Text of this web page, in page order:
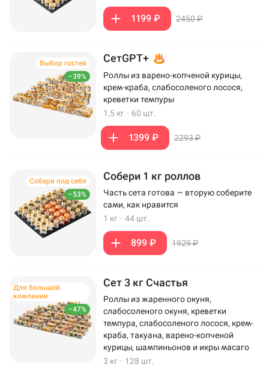
1199 ₽ 2450 ₽
–39%
Выбор гостей СетGPT+
Роллы из варено-копченой курицы,
крем-краба, слабосоленого лосося,
креветки темпуры
1,5 кг · 60 шт.
1399 ₽ 2293 ₽
–53%
Собери под себя Собери 1 кг роллов
Часть сета готова — вторую соберите
сами, как нравится
1 кг · 44 шт.
899 ₽ 1929 ₽
–47%
Для большой
компании
Сет 3 кг Счастья
Роллы из жаренного окуня,
слабосоленого окуня, креветки
темпура, слабосоленого лосося, крем-
краба, такуана, варено-копченой
курицы, шампиньонов и икры масаго
3 кг · 128 шт.